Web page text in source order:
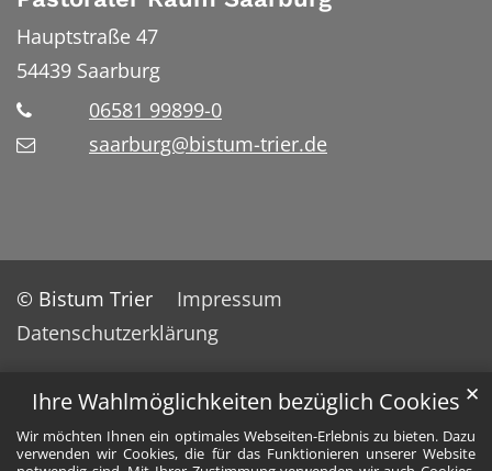
Ihre Wahlmöglichkeiten bezüglich Cookies
Wir möchten Ihnen ein optimales Webseiten-Erlebnis zu bieten. Dazu
verwenden wir Cookies, die für das Funktionieren unserer Website
✕
Hauptstraße 47
54439 Saarburg
06581 99899-0
saarburg@bistum-trier.de
© Bistum Trier
Impressum
Datenschutzerklärung